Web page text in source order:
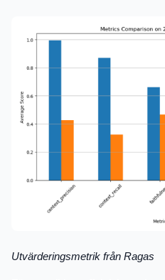
Utvärderingsmetrik från Ragas